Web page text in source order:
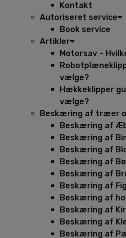
Kontakt
Autoriseret service
Book service
Artikler
Motorsav –
vælge?
Hækkeklipper
vælge?
Beskæring af træer
Beskæring af
Beskæring af
Beskæring af
Beskæring af
Beskæring af
Beskæring af
Beskæring af
Beskæring af
Beskæring af
Beskæring af